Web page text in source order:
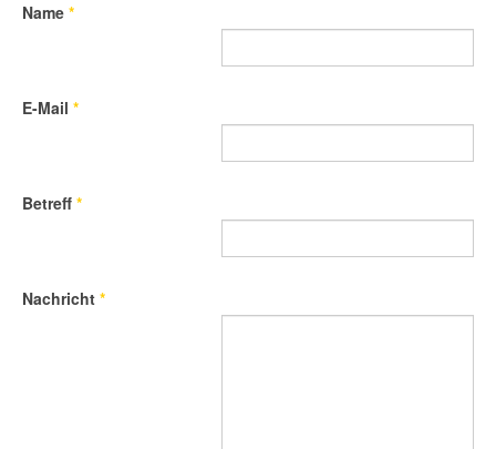
Name *
E-Mail *
Betreff *
Nachricht *